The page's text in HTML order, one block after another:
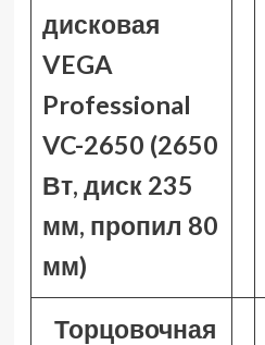
дисковая
VEGA
Professional
VC-2650 (2650
Вт, диск 235
мм, пропил 80
мм)
Торцовочная